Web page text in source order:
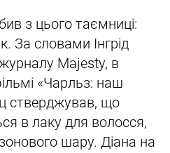
з цього таємниці:
За словами Інгрід
Majesty, в
«Чарльз: наш
стверджував, що
в лаку для волосся,
шару. Діана на